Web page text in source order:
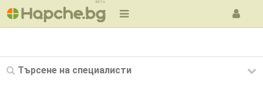
BETA
Търсене на специалисти